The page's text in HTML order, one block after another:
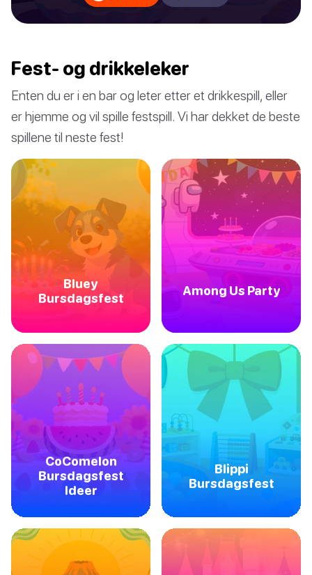
Fest- og drikkeleker
Enten du er i en bar og leter etter et drikkespill, eller
er hjemme og vil spille festspill. Vi har dekket de beste
spillene til neste fest!
Bluey
Bursdagsfest
Among Us Party
CoComelon
Bursdagsfest
Ideer
Blippi
Bursdagsfest